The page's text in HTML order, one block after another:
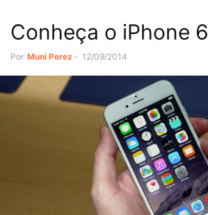
Conheça o iPhone 6
Por Muni Perez - 12/09/2014